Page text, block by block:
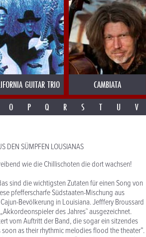
GUITAR TRIO CAMBIATA
O P Q R S T U V
DEN SÜMPFEN LOUSIANAS
wie die Chillischoten die dort wachsen!
sind die wichtigsten Zutaten für einen Song von
pfefferscharfe Südstaaten-Mischung aus
Bevölkerung in Louisiana. Jefffery Broussard
des Jahres˜ ausgezeichnet.
vom Auftritt der Band, die sogar ein sitzendes
as their rhythmic melodies flood the theater”.